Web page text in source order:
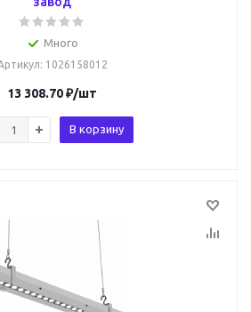
Много
: 1026158012
13 308.70₽/шт
В корзину